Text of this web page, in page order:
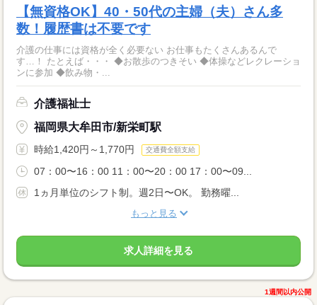
【無資格OK】40・50代の主婦（夫）さん多
数！履歴書は不要です
介護の仕事には資格が全く必要ない お仕事もたくさんあるんで
す…！ たとえば・・・ ◆お散歩のつきそい ◆体操などレクレーショ
ンに参加 ◆飲み物・...
介護福祉士
福岡県大牟田市/新栄町駅
時給1,420円～1,770円 交通費全額支給
07：00〜16：00 11：00〜20：00 17：00〜09...
1ヵ月単位のシフト制。週2日〜OK。 勤務曜...
もっと見る
求人詳細を見る
1週間以内公開